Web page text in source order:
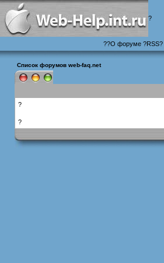
?
??О форуме?RSS?
Список форумов web-faq.net
?
?